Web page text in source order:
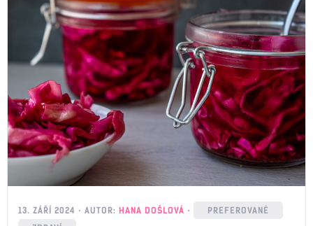
13. ZÁŘÍ 2024 AUTOR: HANA DOŠLOVÁ
PREFEROVANÉ